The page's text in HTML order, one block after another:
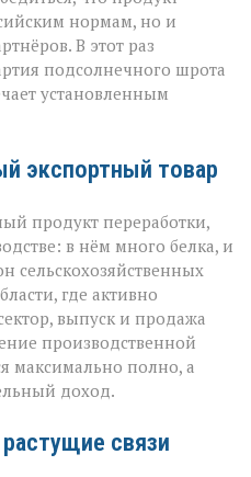
нормам, но и
В этот раз
подсолнечного шрота
установленным
экспортный товар
продукт переработки,
в нём много белка, и
сельскохозяйственных
где активно
выпуск и продажа
производственной
максимально полно, а
доход.
связи